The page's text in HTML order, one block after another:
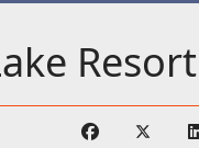
Resort